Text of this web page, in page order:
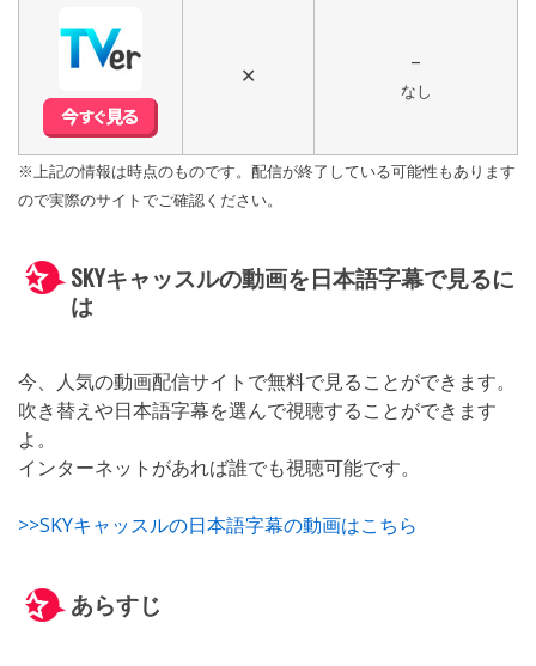
✕
–
なし
※上記の情報は時点のものです。配信が終了している可能性もあります
ので実際のサイトでご確認ください。
SKYキャッスルの動画を日本語字幕で見るに
は
今、人気の動画配信サイトで無料で見ることができます。
吹き替えや日本語字幕を選んで視聴することができます
よ。
インターネットがあれば誰でも視聴可能です。
>>SKYキャッスルの日本語字幕の動画はこちら
あらすじ